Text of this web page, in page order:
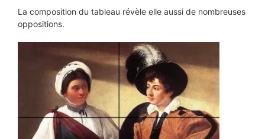
La composition du tableau révèle elle aussi de nombreuses
oppositions.